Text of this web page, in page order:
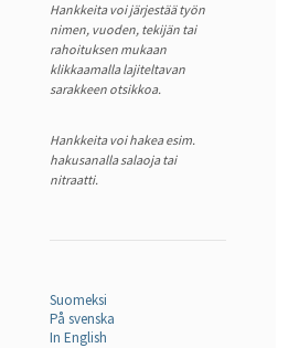
Hankkeita voi järjestää työn
nimen, vuoden, tekijän tai
rahoituksen mukaan
klikkaamalla lajiteltavan
sarakkeen otsikkoa.
Hankkeita voi hakea esim.
hakusanalla salaoja tai
nitraatti.
Suomeksi
På svenska
In English